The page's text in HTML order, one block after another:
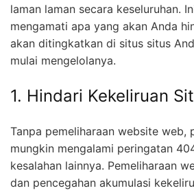
laman laman secara keseluruhan.
mengamati apa yang akan Anda
akan ditingkatkan di situs situs
mulai mengelolanya.
1. Hindari Kekeliruan
Tanpa pemeliharaan website web,
mungkin mengalami peringatan
kesalahan lainnya. Pemeliharaan
dan pencegahan akumulasi